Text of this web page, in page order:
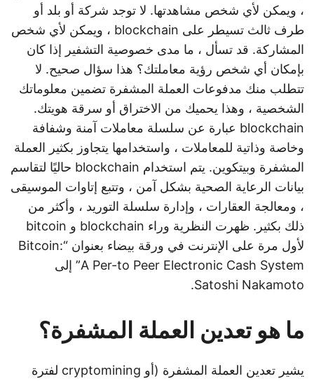
، ويمكن لأي شخص مشاهدتها. لا توجد شركة أو بلد أو
طرف ثالث تسيطر على blockchain ، ويمكن لأي شخص
المشاركة. قد تسأل ، ما مدى خصوصية التشفير إذا كان
بإمكان أي شخص رؤية معاملتك؟ هذا سؤال صحيح. لا
تتطلب منك مدفوعات العملة المشفرة تضمين معلوماتك
الشخصية ، وهذا يحميك من الاختراق أو سرقة هويتك.
blockchain عبارة عن سلسلة معاملات آمنة وشفافة
وخاصة وذاتية للمعاملات ، واستخدامها يتجاوز بكثير العملة
المشفرة وبيتكوين. يتم استخدام blockchain حاليًا لتقاسم
بيانات الرعاية الصحية بشكل آمن ، وتتبع إتاوات الموسيقى
، ومعالجة العقارات ، وإدارة سلسلة التوريد ، وأكثر من
ذلك بكثير. ظهرت النظرية وراء blockchain و bitcoin
لأول مرة على الإنترنت في ورقة بيضاء بعنوان “Bitcoin:
A Per-to Peer Electronic Cash System” إلى
Satoshi Nakamoto.‍
ما هو تعدين العملة المشفرة؟
يشير تعدين العملة المشفرة (أو cryptomining لفترة